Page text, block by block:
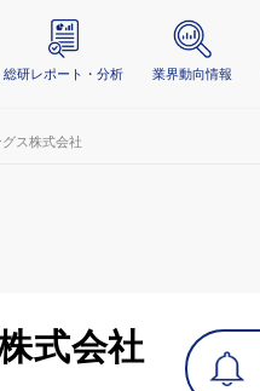
総研レポート・分析 業界動向情報
ス株式会社
式会社